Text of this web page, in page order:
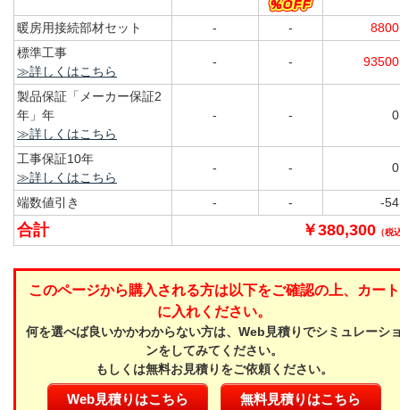
暖房用接続部材セット - -
標準工事
≫詳しくはこちら
- -
製品保証「メーカー保証2
年」年
≫詳しくはこちら
- -
工事保証10年
≫詳しくはこちら
- -
端数値引き - - -
合計 ￥380,300 （税
このページから購入される方は以下をご確認の上、カート
に入れください。
何を選べば良いかかわからない方は、Web見積りでシミュレーシ
ンをしてみてください。
もしくは無料お見積りをご依頼ください。
Web見積りはこちら 無料見積りはこちら